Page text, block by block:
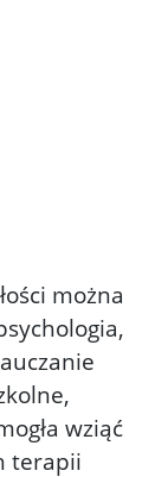
można
wziąć
terapii